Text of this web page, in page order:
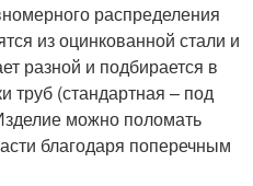
распределения
из оцинкованной стали и
разной и подбирается в
труб (стандартная – под
можно поломать
благодаря поперечным